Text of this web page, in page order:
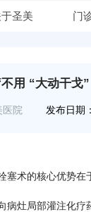
圣美 门
用 “大动干戈
医院 发布日期
塞术的核心优势
病灶局部灌注化